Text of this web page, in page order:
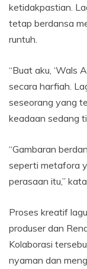
ketidakpastian.
tetap berdansa
runtuh.
“Buat aku, ‘Wals
secara harfiah.
seseorang yang
keadaan sedang
“Gambaran
seperti metafora
perasaan itu,” kata
Proses kreatif
produser dan
Kolaborasi
nyaman dan